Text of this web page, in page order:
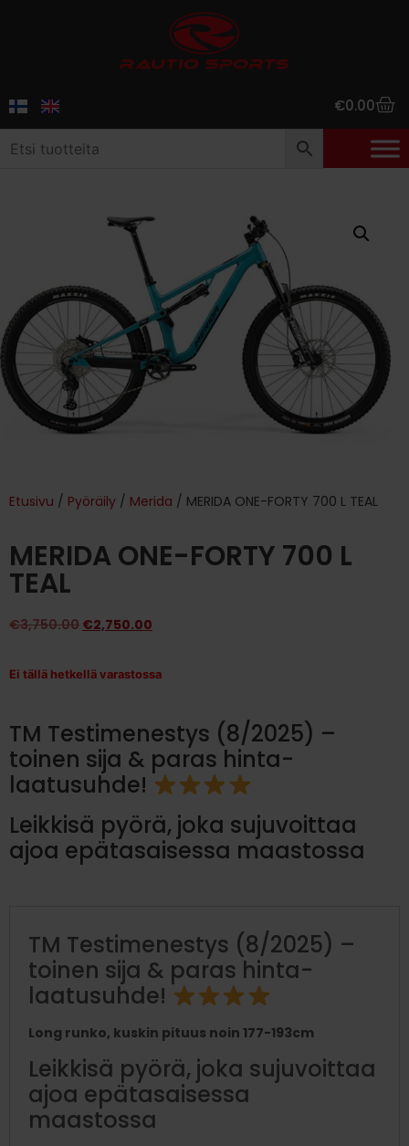
€0.00
Etusivu / Pyöräily / Merida / MERIDA ONE-FORTY 700 L TEAL
MERIDA ONE-FORTY 700 L
TEAL
€3,750.00 €2,750.00
Ei tällä hetkellä varastossa
TM Testimenestys (8/2025) –
toinen sija & paras hinta-
laatusuhde!
Leikkisä pyörä, joka sujuvoittaa
ajoa epätasaisessa maastossa
TM Testimenestys (8/2025) –
toinen sija & paras hinta-
laatusuhde!
Long runko, kuskin pituus noin 177-193cm
Leikkisä pyörä, joka sujuvoittaa
ajoa epätasaisessa
maastossa